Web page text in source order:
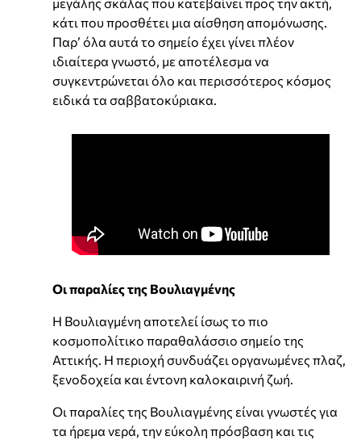
κάτι που προσθέτει μια αίσθηση απομόνωσης.
Παρ’ όλα αυτά το σημείο έχει γίνει πλέον
ιδιαίτερα γνωστό, με αποτέλεσμα να
συγκεντρώνεται όλο και περισσότερος κόσμος
ειδικά τα σαββατοκύριακα.
Οι παραλίες της Βουλιαγμένης
Η Βουλιαγμένη αποτελεί ίσως το πιο
κοσμοπολίτικο παραθαλάσσιο σημείο της
Αττικής. Η περιοχή συνδυάζει οργανωμένες πλαζ,
ξενοδοχεία και έντονη καλοκαιρινή ζωή.
Οι παραλίες της Βουλιαγμένης είναι γνωστές για
τα ήρεμα νερά, την εύκολη πρόσβαση και τις